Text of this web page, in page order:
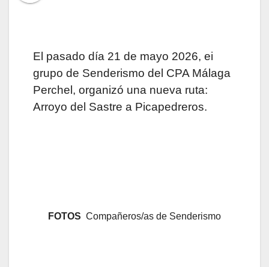
El pasado día 21 de mayo 2026, ei
grupo de Senderismo del CPA Málaga
Perchel, organizó una nueva ruta:
Arroyo del Sastre a Picapedreros.
FOTOS Compañeros/as de Senderismo